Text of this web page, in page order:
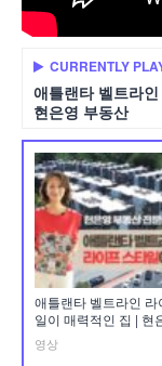
CURRENTLY
애틀랜타 벨트라
현은영 부동산
애틀랜타 벨트라인 라
일이 매력적인 집 | 현
영상